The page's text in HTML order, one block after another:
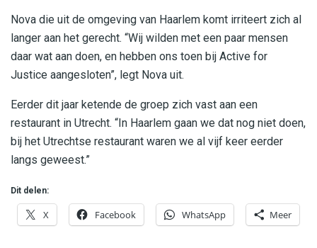
Nova die uit de omgeving van Haarlem komt irriteert zich al
langer aan het gerecht. “Wij wilden met een paar mensen
daar wat aan doen, en hebben ons toen bij Active for
Justice aangesloten”, legt Nova uit.
Eerder dit jaar ketende de groep zich vast aan een
restaurant in Utrecht. “In Haarlem gaan we dat nog niet doen,
bij het Utrechtse restaurant waren we al vijf keer eerder
langs geweest.”
Dit delen:
X Facebook WhatsApp Meer